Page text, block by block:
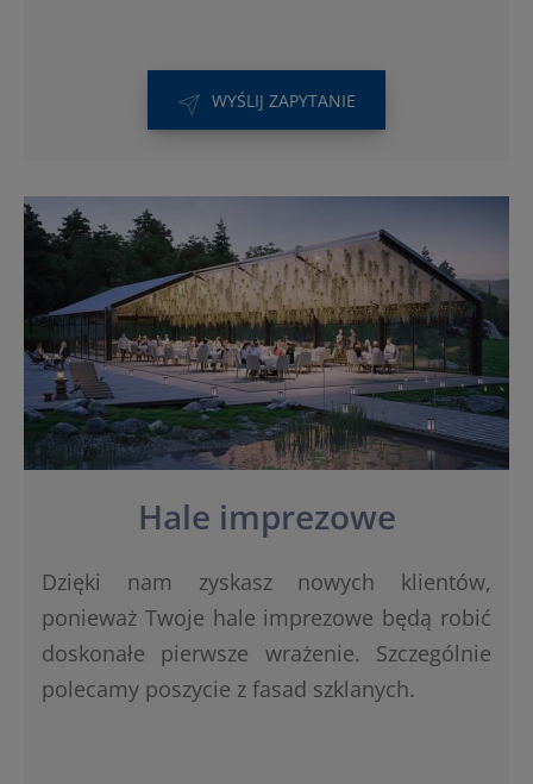
WYŚLIJ ZAPYTANIE
Hale imprezowe
Dzięki nam zyskasz nowych klientów,
ponieważ Twoje hale imprezowe będą robić
doskonałe pierwsze wrażenie. Szczególnie
polecamy poszycie z fasad szklanych.